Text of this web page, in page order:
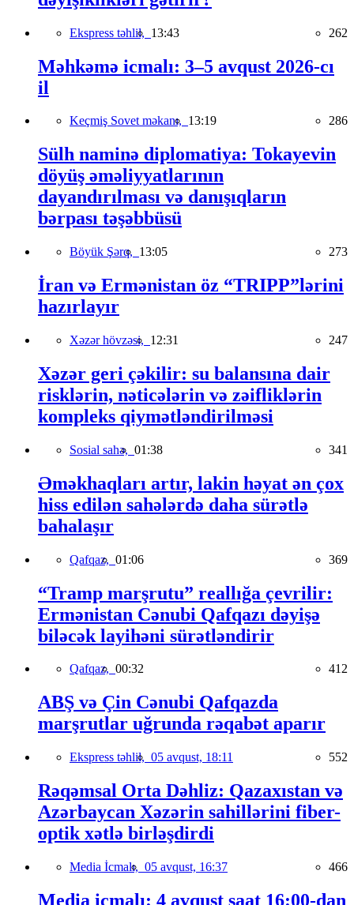
Ekspress təhlil, 13:43 262
Məhkəmə icmalı: 3–5 avqust 2026-cı
il
Keçmiş Sovet məkanı, 13:19 286
Sülh naminə diplomatiya: Tokayevin
döyüş əməliyyatlarının
dayandırılması və danışıqların
bərpası təşəbbüsü
Böyük Şərq, 13:05 273
İran və Ermənistan öz “TRIPP”lərini
hazırlayır
Xəzər hövzəsi, 12:31 247
Xəzər geri çəkilir: su balansına dair
risklərin, nəticələrin və zəifliklərin
kompleks qiymətləndirilməsi
Sosial sahə, 01:38 341
Əməkhaqları artır, lakin həyat ən çox
hiss edilən sahələrdə daha sürətlə
bahalaşır
Qafqaz, 01:06 369
“Tramp marşrutu” reallığa çevrilir:
Ermənistan Cənubi Qafqazı dəyişə
biləcək layihəni sürətləndirir
Qafqaz, 00:32 412
ABŞ və Çin Cənubi Qafqazda
marşrutlar uğrunda rəqabət aparır
Ekspress təhlil, 05 avqust, 18:11 552
Rəqəmsal Orta Dəhliz: Qazaxıstan və
Azərbaycan Xəzərin sahillərini fiber-
optik xətlə birləşdirdi
Media İcmalı, 05 avqust, 16:37 466
Media icmalı: 4 avqust saat 16:00-dan